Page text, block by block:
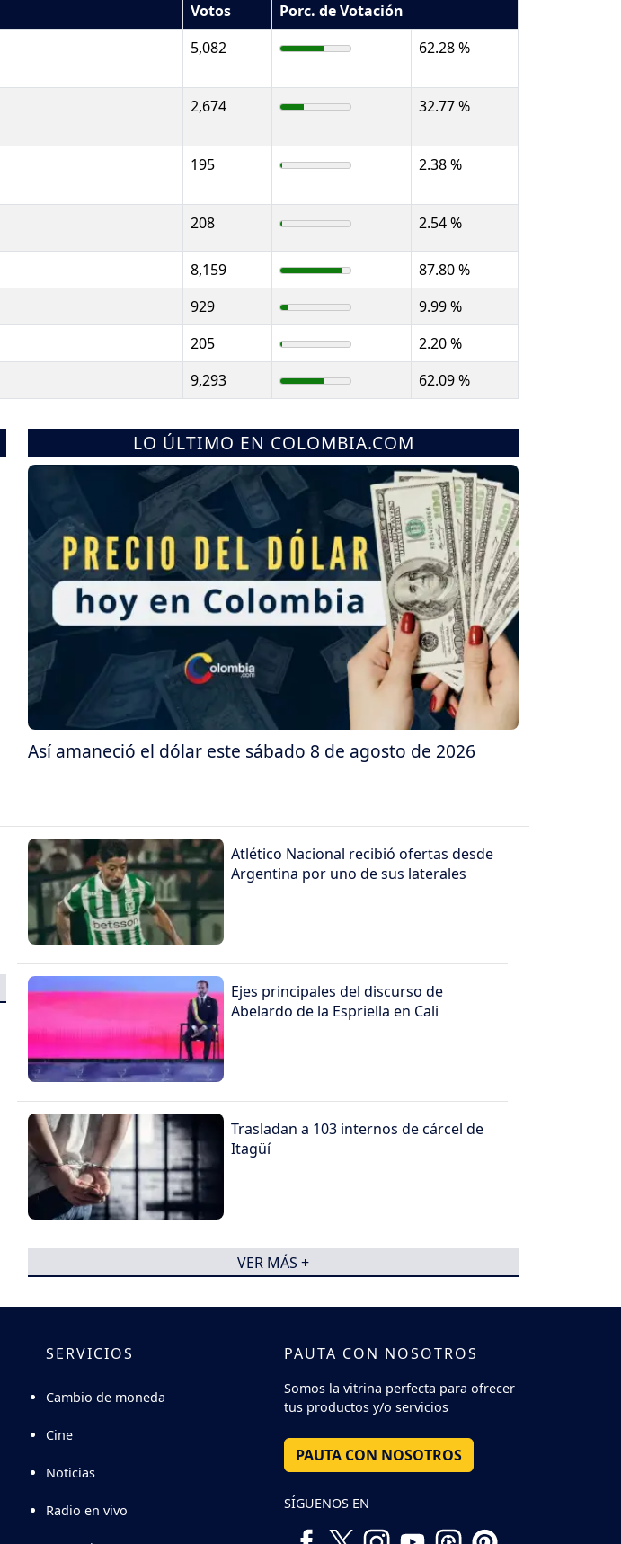
Votos
Porc. de Votación
5,082 62.28 %
2,674 32.77 %
195 2.38 %
208 2.54 %
8,159
87.80 %
929
9.99 %
205
2.20 %
9,293 62.09 %
LO ÚLTIMO EN COLOMBIA.COM
Así amaneció el dólar este sábado 8 de agosto de 2026
Atlético Nacional recibió ofertas desde
Argentina por uno de sus laterales
Ejes principales del discurso de
Abelardo de la Espriella en Cali
Trasladan a 103 internos de cárcel de
Itagüí
VER MÁS +
SERVICIOS
Cambio de moneda
Cine
Noticias
Radio en vivo
PAUTA CON NOSOTROS
Somos la vitrina perfecta para ofrecer
tus productos y/o servicios
PAUTA CON NOSOTROS
SÍGUENOS EN